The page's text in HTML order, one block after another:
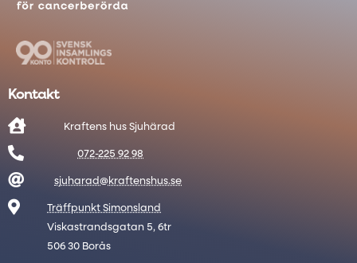
Kontakt
 Kraftens hus Sjuhärad
 072-225 92 98
 sjuharad@kraftenshus.se

Träffpunkt Simonsland
Viskastrandsgatan 5, 6tr
506 30 Borås